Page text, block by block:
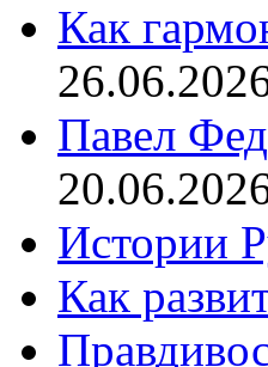
Как
Павел
Истории
Как